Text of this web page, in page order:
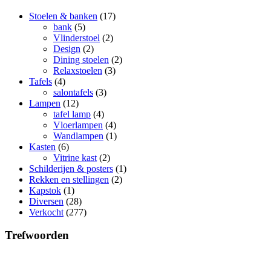
Stoelen & banken (17)
bank (5)
Vlinderstoel (2)
Design (2)
Dining stoelen (2)
Relaxstoelen (3)
Tafels (4)
salontafels (3)
Lampen (12)
tafel lamp (4)
Vloerlampen (4)
Wandlampen (1)
Kasten (6)
Vitrine kast (2)
Schilderijen & posters (1)
Rekken en stellingen (2)
Kapstok (1)
Diversen (28)
Verkocht (277)
Trefwoorden